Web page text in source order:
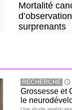
Mortalité
surprenants
RECHERCHE
Grossesse et
le